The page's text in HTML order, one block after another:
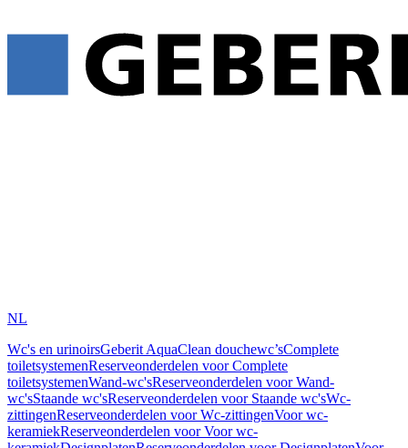
NL
Wc's en urinoirsGeberit AquaClean douchewc’sComplete
toiletsystemenReserveonderdelen voor Complete
toiletsystemenWand-wc'sReserveonderdelen voor Wand-
wc'sStaande wc'sReserveonderdelen voor Staande wc'sWc-
zittingenReserveonderdelen voor Wc-zittingenVoor wc-
keramiekReserveonderdelen voor Voor wc-